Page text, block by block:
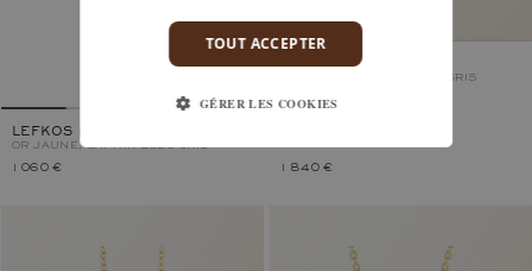
LEFKOS PERLE
OR JAUNE, SAPHIR BLEU GRIS
1 060 €
LADY DUO
OR JAUNE, SAPHIR BLEU GRIS
1 840 €
TOUT ACCEPTER
GÉRER LES COOKIES